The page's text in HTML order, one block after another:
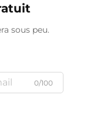
sous peu.
0/100